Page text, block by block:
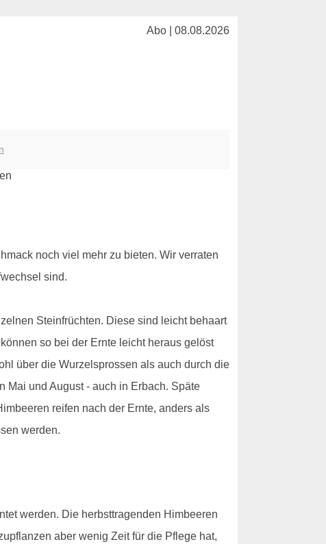
Abo | 08.08.2026
noch viel mehr zu bieten. Wir verraten
sind.
Steinfrüchten. Diese sind leicht behaart
so bei der Ernte leicht heraus gelöst
über die Wurzelsprossen als auch durch die
Mai und August - auch in Erbach. Späte
reifen nach der Ernte, anders als
werden.
werden. Die herbsttragenden Himbeeren
aber wenig Zeit für die Pflege hat,